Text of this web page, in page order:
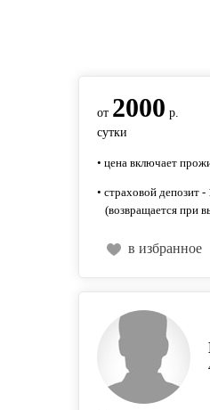
от 2000 р.
сутки
• цена включает
• страховой депозит -
(возвращается при
в избранное